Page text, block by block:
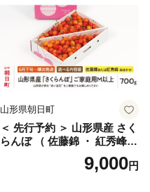
サイズミックス くらもとフ
ァーム 愛南町 愛媛県
山形県朝日町
＜ 先行予約 ＞ 山形県産 さく
らんぼ （ 佐藤錦 ・ 紅秀峰
） ご家庭用 M以上 700g 【20
26年6月下旬から7月上旬発
9,000円